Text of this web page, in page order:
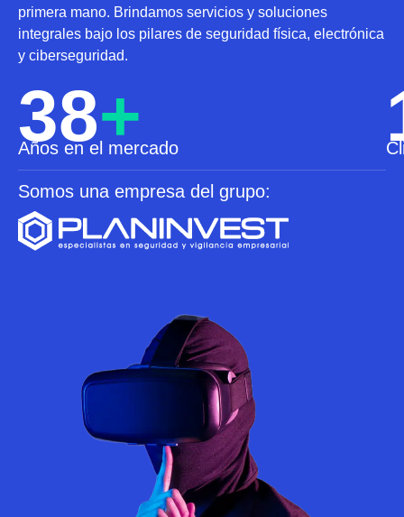
primera mano. Brindamos servicios y soluciones
integrales bajo los pilares de seguridad física, electrónica
y ciberseguridad.
38+
Años en el mercado
Somos una empresa del grupo: